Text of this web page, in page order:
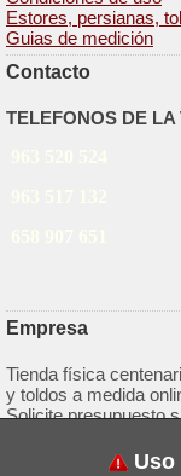
Estores, persianas,
Guias de medición
Contacto
TELEFONOS DE LA
Empresa
Tienda física
y toldos a medida
Solicite presupuesto
Uso